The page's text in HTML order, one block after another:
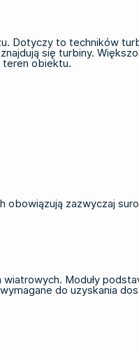
Dotyczy to techników
się turbiny.
teren obiektu.
zazwyczaj
Moduły
do uzyskania